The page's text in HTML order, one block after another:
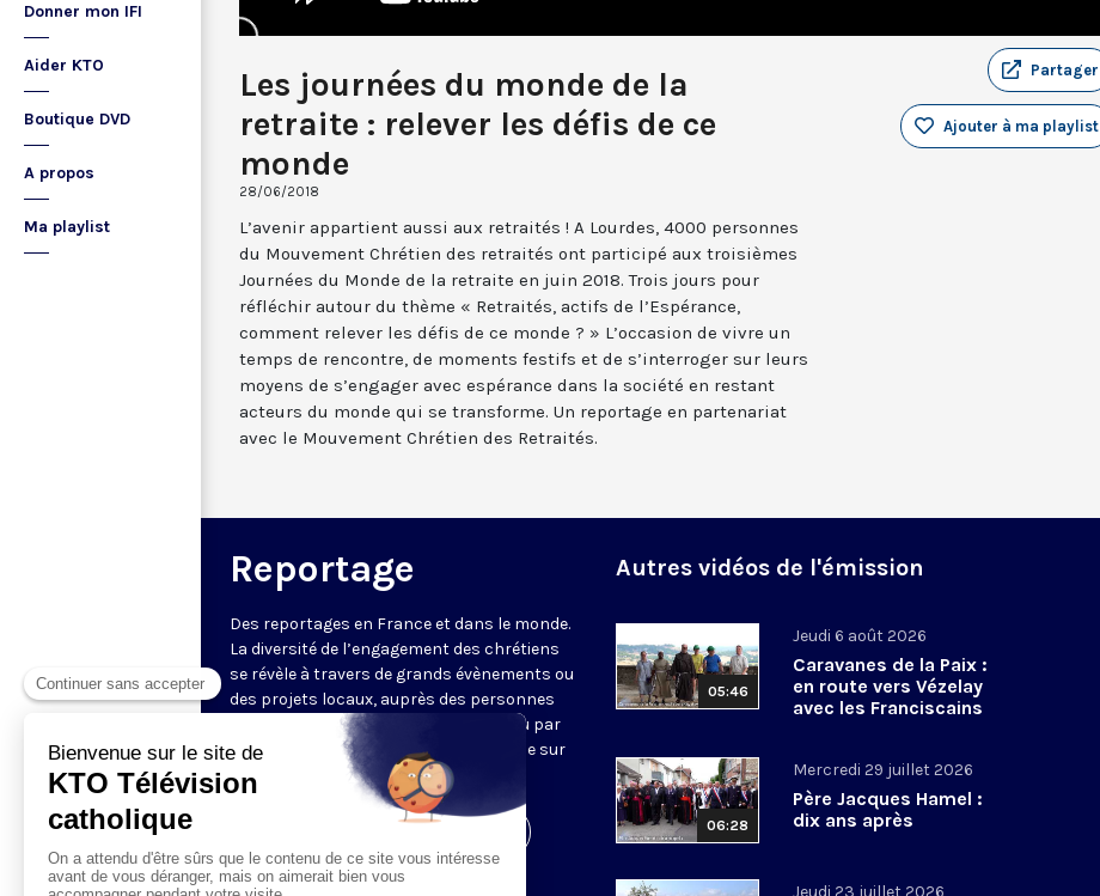
Donner mon IFI
Aider KTO
Boutique DVD
A propos
Ma playlist
Les journées du monde de la
retraite : relever les défis de ce
monde
28/06/2018
Partager
Ajouter à ma playlist
L’avenir appartient aussi aux retraités ! A Lourdes, 4000 personnes
du Mouvement Chrétien des retraités ont participé aux troisièmes
Journées du Monde de la retraite en juin 2018. Trois jours pour
réfléchir autour du thème « Retraités, actifs de l’Espérance,
comment relever les défis de ce monde ? » L’occasion de vivre un
temps de rencontre, de moments festifs et de s’interroger sur leurs
moyens de s’engager avec espérance dans la société en restant
acteurs du monde qui se transforme. Un reportage en partenariat
avec le Mouvement Chrétien des Retraités.
Reportage
Des reportages en France et dans le monde.
La diversité de l’engagement des chrétiens
se révèle à travers de grands évènements ou
des projets locaux, auprès des personnes
fragiles, au service du Bien commun ou par
l’évangélisation. Un regard d’espérance sur
le monde.
Autres vidéos de l'émission
05:46
Jeudi 6 août 2026
Caravanes de la Paix :
en route vers Vézelay
avec les Franciscains
06:28
Mercredi 29 juillet 2026
Père Jacques Hamel :
dix ans après
Jeudi 23 juillet 2026